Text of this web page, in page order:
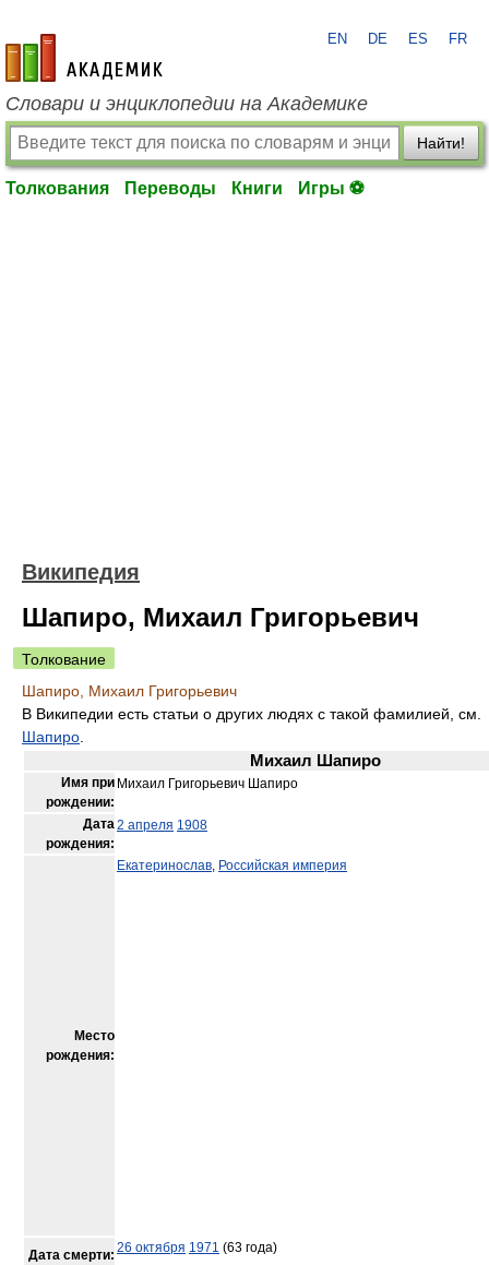
academic.ru
EN DE ES FR
Словари и энциклопедии на Академике
Найти!
Толкования Переводы Книги Игры ⚽
Википедия
Шапиро, Михаил Григорьевич
Толкование
Шапиро, Михаил Григорьевич
В Википедии есть статьи о других людях с такой фамилией, см.
Шапиро
Михаил Шапиро
Имя при
рождении:
Михаил Григорьевич Шапиро
Дата
рождения:
2 апреля 1908
Место
рождения:
Екатеринослав, Российская империя
Дата смерти: 26 октября 1971 (63 года)